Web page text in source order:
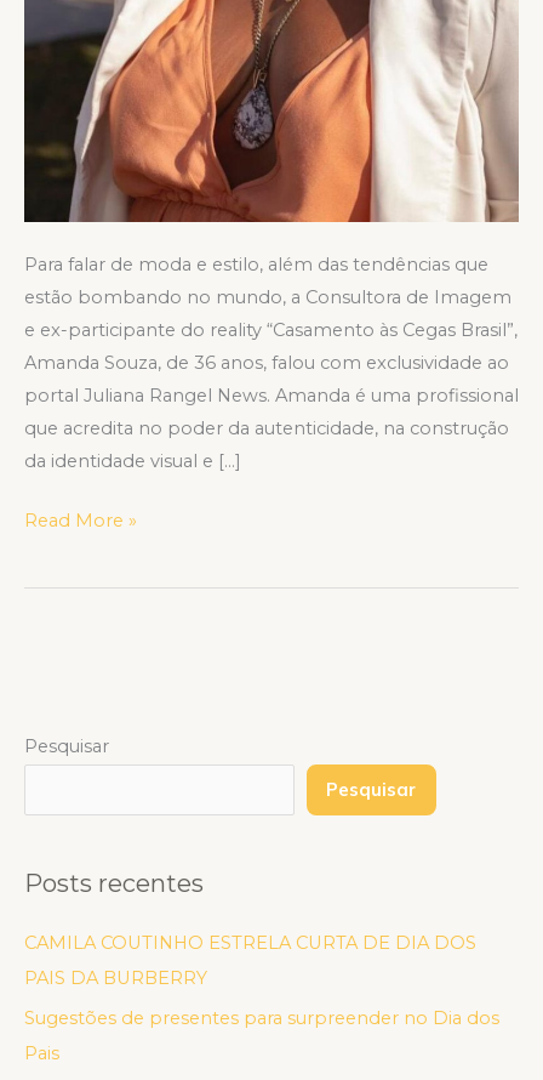
Para falar de moda e estilo, além das tendências que
estão bombando no mundo, a Consultora de Imagem
e ex-participante do reality “Casamento às Cegas Brasil”,
Amanda Souza, de 36 anos, falou com exclusividade ao
portal Juliana Rangel News. Amanda é uma profissional
que acredita no poder da autenticidade, na construção
da identidade visual e […]
Read More »
Pesquisar
Pesquisar
Posts recentes
CAMILA COUTINHO ESTRELA CURTA DE DIA DOS
PAIS DA BURBERRY
Sugestões de presentes para surpreender no Dia dos
Pais